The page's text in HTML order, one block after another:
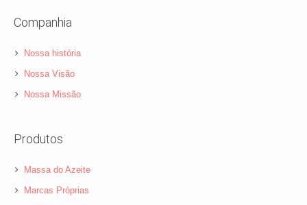
Companhia
Nossa história
Nossa Visão
Nossa Missão
Produtos
Massa do Azeite
Marcas Próprias